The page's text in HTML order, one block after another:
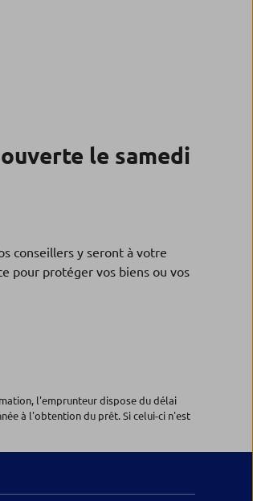
le samedi
conseillers y seront à votre
pour protéger vos biens ou vos
l'emprunteur dispose du délai
à l'obtention du prêt. Si celui-ci n'est